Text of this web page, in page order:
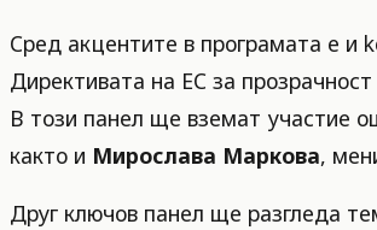
Сред акцентите в програмата е и
Директивата на ЕС за
В този панел ще вземат участие
както и Мирослава Маркова,
Друг ключов панел ще разгледа